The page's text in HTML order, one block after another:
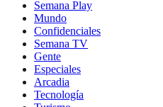
Semana Play
Mundo
Confidenciales
Semana TV
Gente
Especiales
Arcadia
Tecnología